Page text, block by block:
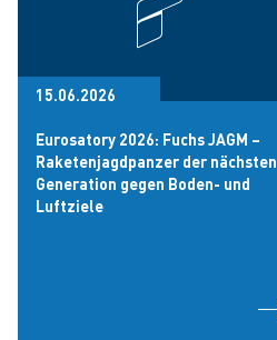
15.06.2026
Eurosatory 2026: Fuchs JAGM –
Raketenjagdpanzer der nächsten
Generation gegen Boden- und
Luftziele